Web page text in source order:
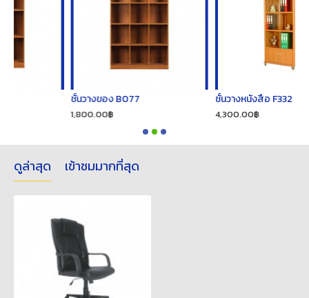
ชั้นวางของ B077 ชั้นวางหนังสือ F332
ดูล่าสุด เข้าชมมากที่สุด